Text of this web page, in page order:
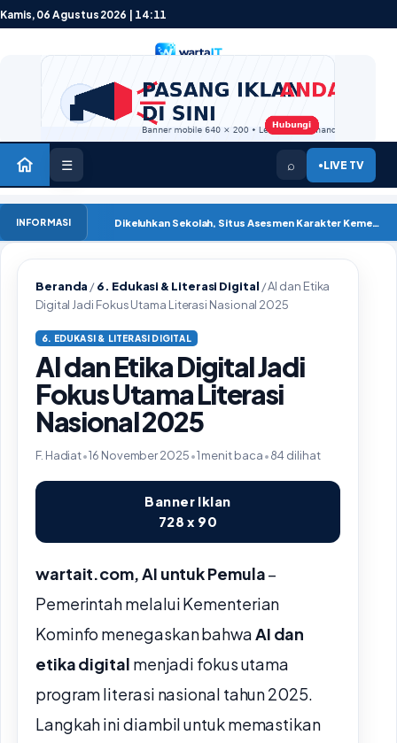
Lewati ke konten
Kamis, 06 Agustus 2026 | 14:11
☰
Tips & Tutorial
⌕ ●LIVE TV
INFORMASI Dikeluhkan Sekolah, Situs Asesmen Karakter Kemendikdasmen Mengalami Gangguan ‘502 Bad
Beranda /6. Edukasi & Literasi Digital /AI dan Etika
Digital Jadi Fokus Utama Literasi Nasional 2025
6. EDUKASI & LITERASI DIGITAL
AI dan Etika Digital Jadi
Fokus Utama Literasi
Nasional 2025
F. Hadiat•16 November 2025•1 menit baca•84 dilihat
Banner Iklan
728 x 90
wartait.com, AI untuk Pemula–
Pemerintah melalui Kementerian
Kominfo menegaskan bahwaAI dan
etika digital menjadi fokus utama
program literasi nasional tahun 2025.
Langkah ini diambil untuk memastikan